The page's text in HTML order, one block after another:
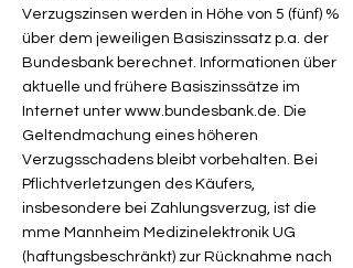
Verzugszinsen werden in Höhe von 5 (fünf) %
über dem jeweiligen Basiszinssatz p.a. der
Bundesbank berechnet. Informationen über
aktuelle und frühere Basiszinssätze im
Internet unter www.bundesbank.de. Die
Geltendmachung eines höheren
Verzugsschadens bleibt vorbehalten. Bei
Pflichtverletzungen des Käufers,
insbesondere bei Zahlungsverzug, ist die
mme Mannheim Medizinelektronik UG
(haftungsbeschränkt) zur Rücknahme nach